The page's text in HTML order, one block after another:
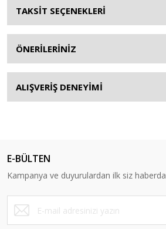
TAKSİT SEÇENEKLERİ
ÖNERİLERİNİZ
ALIŞVERİŞ DENEYİMİ
E-BÜLTEN
Kampanya ve duyurulardan ilk siz